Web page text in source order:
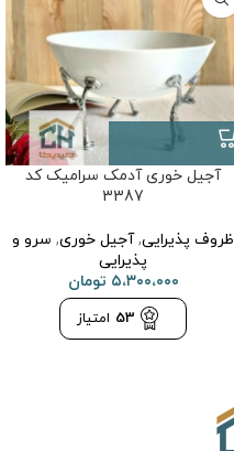
آجیل خوری آدمک سرامیک کد
3387
ظروف پذیرایی,آجیل خوری, سرو و
پذیرایی
۵،۳۰۰،۰۰۰ تومان
53 امتیاز